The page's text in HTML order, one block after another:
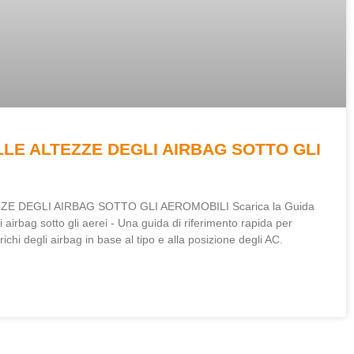
ALTEZZE DEGLI AIRBAG SOTTO GLI
DEGLI AIRBAG SOTTO GLI AEROMOBILI Scarica la Guida
airbag sotto gli aerei - Una guida di riferimento rapida per
degli airbag in base al tipo e alla posizione degli AC.